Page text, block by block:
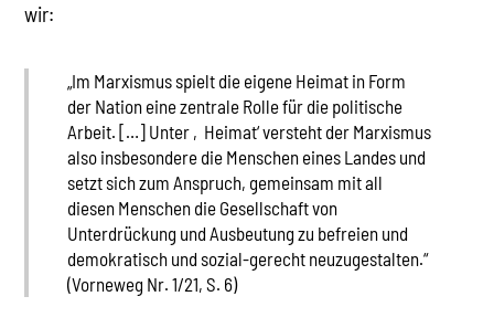
wir:
„Im Marxismus spielt die eigene Heimat in Form
der Nation eine zentrale Rolle für die politische
Arbeit. […] Unter ‚Heimat‘ versteht der Marxismus
also insbesondere die Menschen eines Landes und
setzt sich zum Anspruch, gemeinsam mit all
diesen Menschen die Gesellschaft von
Unterdrückung und Ausbeutung zu befreien und
demokratisch und sozial-gerecht neuzugestalten.“
(Vorneweg Nr. 1/21, S. 6)